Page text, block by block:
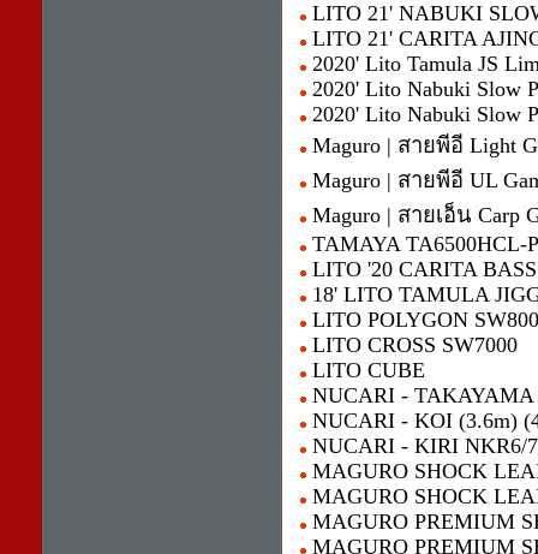
LITO 21' NABUKI
LITO 21' CARITA
2020' Lito Tamula JS
2020' Lito Nabuki Slow
2020' Lito Nabuki Slow
Maguro | สายพีอี Light
Maguro | สายพีอี UL
Maguro | สายเอ็น Carp
TAMAYA TA6500HCL-
LITO '20 CARITA
18' LITO TAMULA
LITO POLYGON
LITO CROSS SW7000
LITO CUBE
NUCARI - TAKAYAMA
NUCARI - KOI (3.6m)
NUCARI - KIRI NKR6/7
MAGURO SHOCK
MAGURO SHOCK
MAGURO PREMIUM
MAGURO PREMIUM